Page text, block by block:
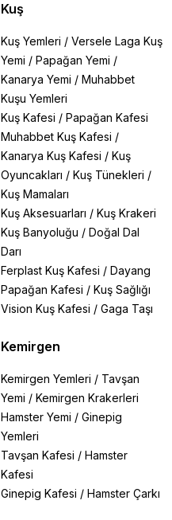
Kuş
Kuş Yemleri / Versele Laga Kuş
Yemi / Papağan Yemi /
Kanarya Yemi / Muhabbet
Kuşu Yemleri
Kuş Kafesi / Papağan Kafesi
Muhabbet Kuş Kafesi /
Kanarya Kuş Kafesi / Kuş
Oyuncakları / Kuş Tünekleri /
Kuş Mamaları
Kuş Aksesuarları / Kuş Krakeri
Kuş Banyoluğu / Doğal Dal
Darı
Ferplast Kuş Kafesi / Dayang
Papağan Kafesi / Kuş Sağlığı
Vision Kuş Kafesi / Gaga Taşı
Kemirgen
Kemirgen Yemleri / Tavşan
Yemi / Kemirgen Krakerleri
Hamster Yemi / Ginepig
Yemleri
Tavşan Kafesi / Hamster
Kafesi
Ginepig Kafesi / Hamster Çarkı